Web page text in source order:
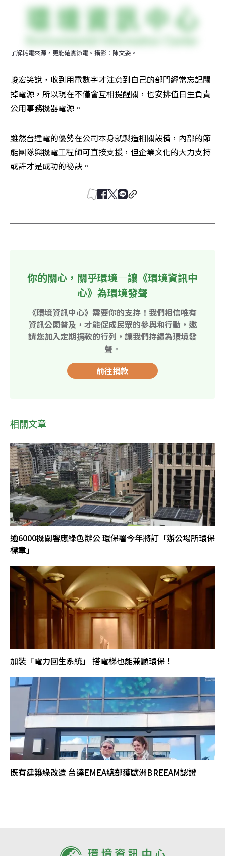
了解耗電來源，更能確實節電。攝影：陳文姿。
峻宏笑說，收到用電數字才注意到自己的部門經常忘記關
掉電源，所以現在不僅會互相提醒關，也安排值日生負責
公用事務機器電源。
雖然台達電的優勢在公司本身就製造相關設備，內部的節
能團隊與機電工程師可直接支援，但企業文化的大力支持
或許才是成功的祕訣。
你的關心，關乎環境—讓《環境資訊中
心》為環境發聲
《環境資訊中心》需要你的支持！我們相信唯有
資訊公開普及，才能促成民眾的參與和行動，邀
請您加入定期捐款的行列，讓我們持續為環境發
聲。
前往捐款
相關文章
逾6000機關響應綠色辦公 環保署今年將訂「辦公場所環保
標章」
加裝「電力回生系統」 搭電梯也能兼顧環保！
既有建築綠改造 台達EMEA總部獲歐洲BREEAM認證